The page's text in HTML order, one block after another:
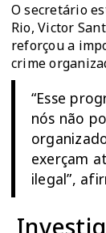
O secretário
Rio, Victor
reforçou a
crime
“Esse
nós não
exerçam
ilegal”,